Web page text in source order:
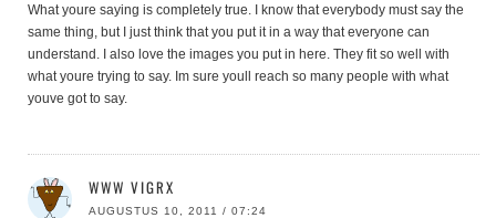
What youre saying is completely true. I know that everybody must say the
same thing, but I just think that you put it in a way that everyone can
understand. I also love the images you put in here. They fit so well with
what youre trying to say. Im sure youll reach so many people with what
youve got to say.
WWW VIGRX
AUGUSTUS 10, 2011 / 07:24